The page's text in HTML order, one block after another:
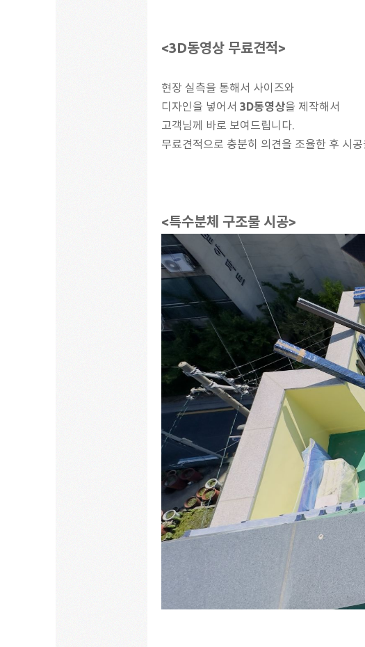
<3D동영상 무료견적>
현장 실측을 통해서 사이즈와
디자인을 넣어서 3D동영상을 제작해서
고객님께 바로 보여드립니다.
무료견적으로 충분히 의견을 조율한 후 시
<특수분체 구조물 시공>